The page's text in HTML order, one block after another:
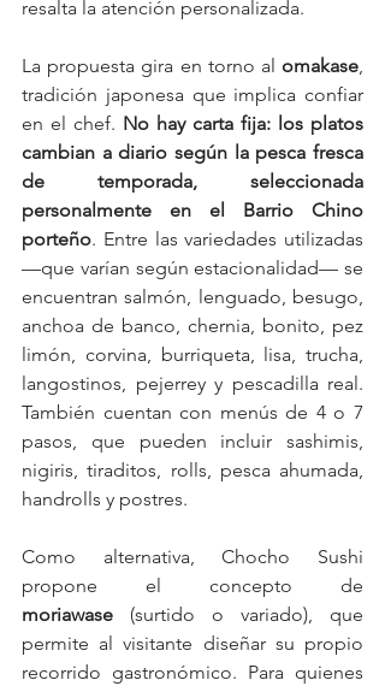
resalta la atención personalizada.
La propuesta gira en torno al omakase,
tradición japonesa que implica confiar
en el chef. No hay carta fija: los platos
cambian a diario según la pesca fresca
de temporada, seleccionada
personalmente en el Barrio Chino
porteño. Entre las variedades utilizadas
—que varían según estacionalidad— se
encuentran salmón, lenguado, besugo,
anchoa de banco, chernia, bonito, pez
limón, corvina, burriqueta, lisa, trucha,
langostinos, pejerrey y pescadilla real.
También cuentan con menús de 4 o 7
pasos, que pueden incluir sashimis,
nigiris, tiraditos, rolls, pesca ahumada,
handrolls y postres.
Como alternativa, Chocho Sushi
moriawase (surtido o variado), que
permite al visitante diseñar su propio
recorrido gastronómico. Para quienes